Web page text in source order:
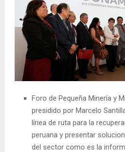
Foro de Pequeña Minería y
presidido por Marcelo
línea de ruta para la
peruana y presentar
del sector como es la